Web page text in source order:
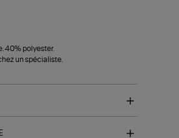
40% polyester.
un spécialiste.